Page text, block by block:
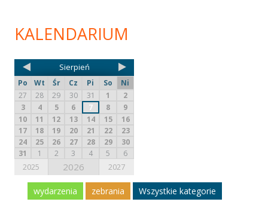
KALENDARIUM
Sierpień
Po Wt Śr Cz Pi So
Ni
27
28 29 30 31 1
2
3
4 5 6 7 8
9
10
11 12 13 14 15
16
17
18 19 20 21 22
23
24
25 26 27 28 29
30
31
1 2 3 4 5 6
2025 2026 2027
wydarzenia zebrania Wszystkie kategorie